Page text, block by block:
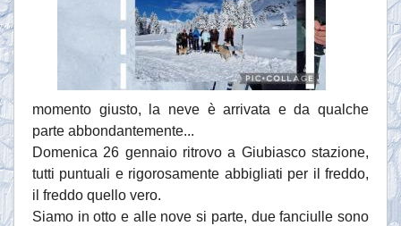
momento giusto, la neve è arrivata e da qualche
parte abbondantemente...
Domenica 26 gennaio ritrovo a Giubiasco stazione,
tutti puntuali e rigorosamente abbigliati per il freddo,
il freddo quello vero.
Siamo in otto e alle nove si parte, due fanciulle sono